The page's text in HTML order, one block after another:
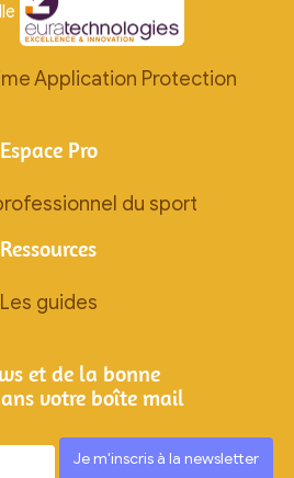
Espace Pro
du sport
Ressources
Les guides
et de la bonne
votre boîte mail